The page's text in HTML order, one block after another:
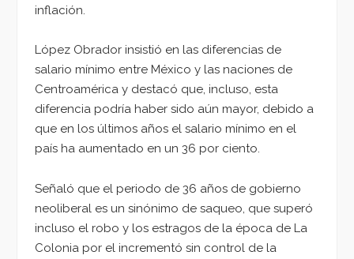
inflación.
López Obrador insistió en las diferencias de
salario mínimo entre México y las naciones de
Centroamérica y destacó que, incluso, esta
diferencia podría haber sido aún mayor, debido a
que en los últimos años el salario mínimo en el
país ha aumentado en un 36 por ciento.
Señaló que el periodo de 36 años de gobierno
neoliberal es un sinónimo de saqueo, que superó
incluso el robo y los estragos de la época de La
Colonia por el incrementó sin control de la